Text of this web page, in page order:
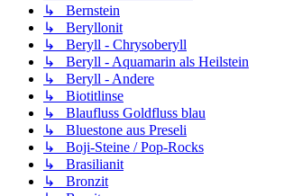
↳ Bernstein
↳ Beryllonit
↳ Beryll - Chrysoberyll
↳ Beryll - Aquamarin als Heilstein
↳ Beryll - Andere
↳ Biotitlinse
↳ Blaufluss Goldfluss blau
↳ Bluestone aus Preseli
↳ Boji-Steine / Pop-Rocks
↳ Brasilianit
↳ Bronzit